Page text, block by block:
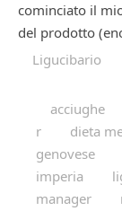
cominciato il
del prodotto
Ligucibario
acciughe
r
dieta
genovese
imperia
manager